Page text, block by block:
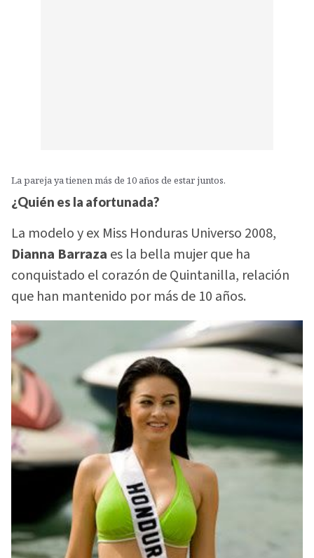
La pareja ya tienen más de 10 años de estar juntos.
¿Quién es la afortunada?
La modelo y ex Miss Honduras Universo 2008,
Dianna Barraza es la bella mujer que ha
conquistado el corazón de Quintanilla, relación
que han mantenido por más de 10 años.